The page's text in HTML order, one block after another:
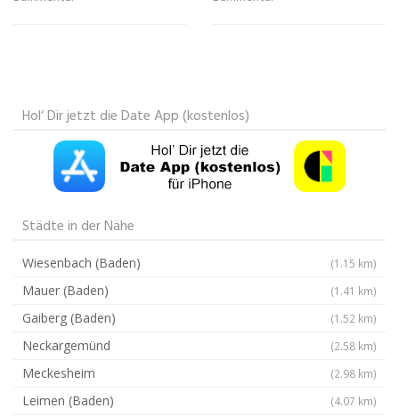
Hol‘ Dir jetzt die Date App (kostenlos)
Städte in der Nähe
Wiesenbach (Baden) (1.15 km)
Mauer (Baden) (1.41 km)
Gaiberg (Baden) (1.52 km)
Neckargemünd (2.58 km)
Meckesheim (2.98 km)
Leimen (Baden) (4.07 km)